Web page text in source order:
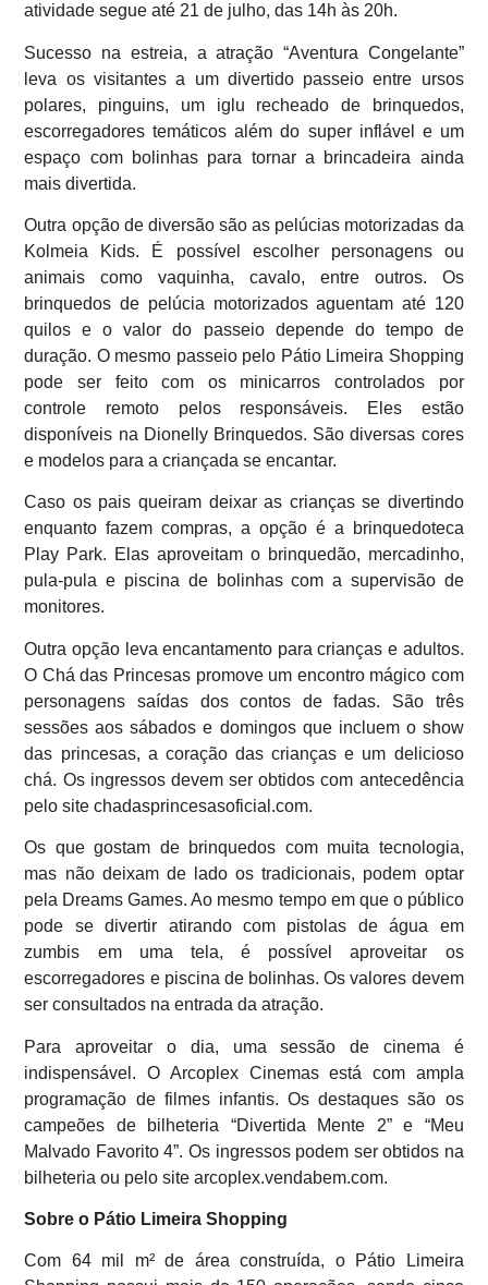
atividade segue até 21 de julho, das 14h às 20h.
Sucesso na estreia, a atração “Aventura Congelante”
leva os visitantes a um divertido passeio entre ursos
polares, pinguins, um iglu recheado de brinquedos,
escorregadores temáticos além do super inflável e um
espaço com bolinhas para tornar a brincadeira ainda
mais divertida.
Outra opção de diversão são as pelúcias motorizadas da
Kolmeia Kids. É possível escolher personagens ou
animais como vaquinha, cavalo, entre outros. Os
brinquedos de pelúcia motorizados aguentam até 120
quilos e o valor do passeio depende do tempo de
duração. O mesmo passeio pelo Pátio Limeira Shopping
pode ser feito com os minicarros controlados por
controle remoto pelos responsáveis. Eles estão
disponíveis na Dionelly Brinquedos. São diversas cores
e modelos para a criançada se encantar.
Caso os pais queiram deixar as crianças se divertindo
enquanto fazem compras, a opção é a brinquedoteca
Play Park. Elas aproveitam o brinquedão, mercadinho,
pula-pula e piscina de bolinhas com a supervisão de
monitores.
Outra opção leva encantamento para crianças e adultos.
O Chá das Princesas promove um encontro mágico com
personagens saídas dos contos de fadas. São três
sessões aos sábados e domingos que incluem o show
das princesas, a coração das crianças e um delicioso
chá. Os ingressos devem ser obtidos com antecedência
pelo site chadasprincesasoficial.com.
Os que gostam de brinquedos com muita tecnologia,
mas não deixam de lado os tradicionais, podem optar
pela Dreams Games. Ao mesmo tempo em que o público
pode se divertir atirando com pistolas de água em
zumbis em uma tela, é possível aproveitar os
escorregadores e piscina de bolinhas. Os valores devem
ser consultados na entrada da atração.
Para aproveitar o dia, uma sessão de cinema é
indispensável. O Arcoplex Cinemas está com ampla
programação de filmes infantis. Os destaques são os
campeões de bilheteria “Divertida Mente 2” e “Meu
Malvado Favorito 4”. Os ingressos podem ser obtidos na
bilheteria ou pelo site arcoplex.vendabem.com.
Sobre o Pátio Limeira Shopping
Com 64 mil m² de área construída, o Pátio Limeira